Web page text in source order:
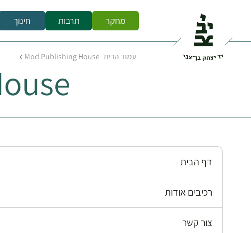
מחקר תרבות חינוך
עמוד הבית Mod Publishing House
דף הבית
רכיבים אודות
צור קשר